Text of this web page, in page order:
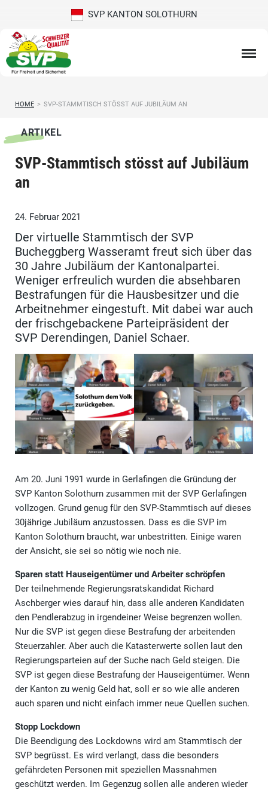
SVP KANTON SOLOTHURN
HOME > SVP-STAMMTISCH STÖSST AUF JUBILÄUM AN
ARTIKEL
SVP-Stammtisch stösst auf Jubiläum
an
24. Februar 2021
Der virtuelle Stammtisch der SVP
Bucheggberg Wasseramt freut sich über das
30 Jahre Jubiläum der Kantonalpartei.
Weniger erfreulich wurden die absehbaren
Bestrafungen für die Hausbesitzer und die
Arbeitnehmer eingestuft. Mit dabei war auch
der frischgebackene Parteipräsident der
SVP Derendingen, Daniel Schaer.
Am 20. Juni 1991 wurde in Gerlafingen die Gründung der
SVP Kanton Solothurn zusammen mit der SVP Gerlafingen
vollzogen. Grund genug für den SVP-Stammtisch auf dieses
30jährige Jubiläum anzustossen. Dass es die SVP im
Kanton Solothurn braucht, war unbestritten. Einige waren
der Ansicht, sie sei so nötig wie noch nie.
Sparen statt Hauseigentümer und Arbeiter schröpfen
Der teilnehmende Regierungsratskandidat Richard
Aschberger wies darauf hin, dass alle anderen Kandidaten
den Pendlerabzug in irgendeiner Weise begrenzen wollen.
Nur die SVP ist gegen diese Bestrafung der arbeitenden
Steuerzahler. Aber auch die Katasterwerte sollen laut den
Regierungsparteien auf der Suche nach Geld steigen. Die
SVP ist gegen diese Bestrafung der Hauseigentümer. Wenn
der Kanton zu wenig Geld hat, soll er so wie alle anderen
auch sparen und nicht einfach immer neue Quellen suchen.
Stopp Lockdown
Die Beendigung des Lockdowns wird am Stammtisch der
SVP begrüsst. Es wird verlangt, dass die besonders
gefährdeten Personen mit speziellen Massnahmen
geschützt werden. Im Gegenzug sollen alle anderen wieder